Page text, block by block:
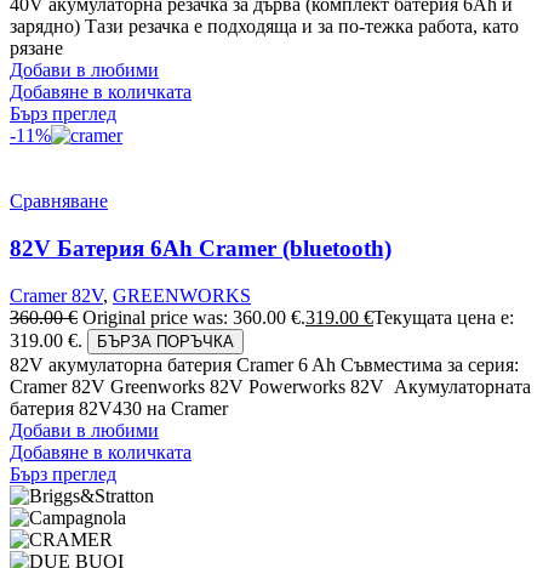
40V акумулаторна резачка за дърва (комплект батерия 6Ah и
зарядно) Тази резачка е подходяща и за по-тежка работа, като
рязане
Добави в любими
Добавяне в количката
Бърз преглед
-11%
Сравняване
82V Батерия 6Ah Cramer (bluetooth)
Cramer 82V, GREENWORKS
360.00€ Original price was: 360.00 €.319.00 €Текущата цена е:
319.00 €.
БЪРЗА ПОРЪЧКА
82V акумулаторна батерия Cramer 6 Ah Съвместима за серия:
Cramer 82V Greenworks 82V Powerworks 82V Акумулаторната
батерия 82V430 на Cramer
Добави в любими
Добавяне в количката
Бърз преглед